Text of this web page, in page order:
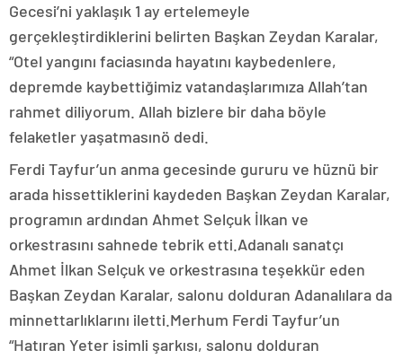
Gecesi’ni yaklaşık 1 ay ertelemeyle
gerçekleştirdiklerini belirten Başkan Zeydan Karalar,
“Otel yangını faciasında hayatını kaybedenlere,
depremde kaybettiğimiz vatandaşlarımıza Allah’tan
rahmet diliyorum. Allah bizlere bir daha böyle
felaketler yaşatmasınö dedi.
Ferdi Tayfur’un anma gecesinde gururu ve hüznü bir
arada hissettiklerini kaydeden Başkan Zeydan Karalar,
programın ardından Ahmet Selçuk İlkan ve
orkestrasını sahnede tebrik etti.Adanalı sanatçı
Ahmet İlkan Selçuk ve orkestrasına teşekkür eden
Başkan Zeydan Karalar, salonu dolduran Adanalılara da
minnettarlıklarını iletti.Merhum Ferdi Tayfur’un
“Hatıran Yeter isimli şarkısı, salonu dolduran